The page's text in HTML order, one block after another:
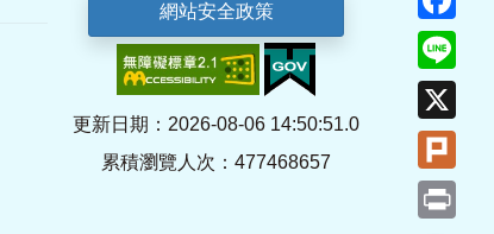
網站安全政策
更新日期：2026-08-06 14:50:51.0
累積瀏覽人次：477468657